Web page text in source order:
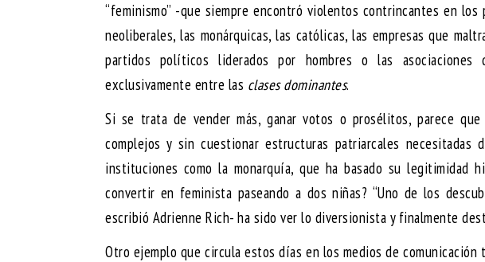
“feminismo” -que siempre encontró violentos contrincantes en
neoliberales, las monárquicas, las católicas, las empresas que
partidos políticos liderados por hombres o las asociaciones
exclusivamente entre las clases dominantes.
Si se trata de vender más, ganar votos o prosélitos, parece
complejos y sin cuestionar estructuras patriarcales necesitadas
instituciones como la monarquía, que ha basado su legitimidad
convertir en feminista paseando a dos niñas? “Uno de los
escribió Adrienne Rich- ha sido ver lo diversionista y finalmente
Otro ejemplo que circula estos días en los medios de